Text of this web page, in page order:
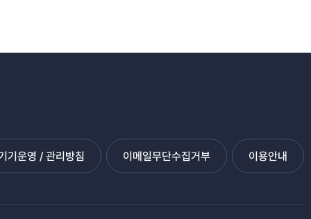
기운영 / 관리방침 이메일무단수집거부 이용안내